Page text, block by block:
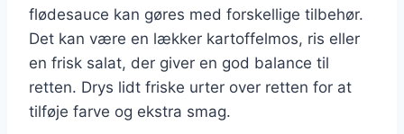
flødesauce kan gøres med forskellige tilbehør.
Det kan være en lækker kartoffelmos, ris eller
en frisk salat, der giver en god balance til
retten. Drys lidt friske urter over retten for at
tilføje farve og ekstra smag.